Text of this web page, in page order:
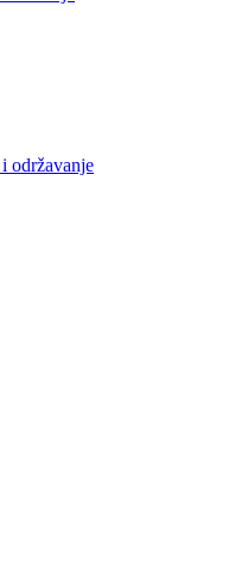
održavanje